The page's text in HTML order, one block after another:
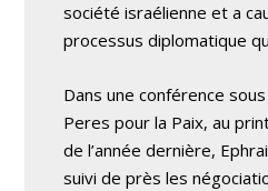
société israélienne et a
processus diplomatique
Dans une conférence
Peres pour la Paix, au
de l’année dernière,
suivi de près les